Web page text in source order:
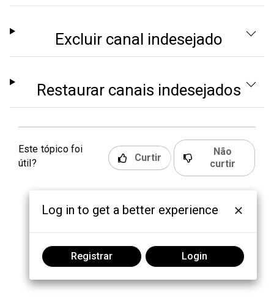
Excluir canal indesejado
Restaurar canais indesejados
Este tópico foi
útil?
Curtir
Não
curtir
Log in to get a better experience
Registrar Login